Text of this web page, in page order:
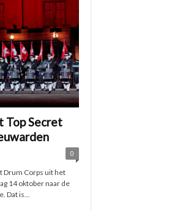
Top Secret
0
Drum Corps uit het
14 oktober naar de
Dat is...